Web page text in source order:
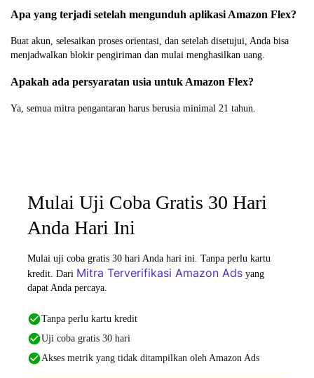
Apa yang terjadi setelah mengunduh aplikasi Amazon Flex?
Buat akun, selesaikan proses orientasi, dan setelah disetujui, Anda bisa
menjadwalkan blokir pengiriman dan mulai menghasilkan uang.
Apakah ada persyaratan usia untuk Amazon Flex?
Ya, semua mitra pengantaran harus berusia minimal 21 tahun.
Mulai Uji Coba Gratis 30 Hari
Anda Hari Ini
Mulai uji coba gratis 30 hari Anda hari ini. Tanpa perlu kartu
kredit. Dari Mitra Terverifikasi Amazon Ads yang
dapat Anda percaya.
Tanpa perlu kartu kredit
Uji coba gratis 30 hari
Akses metrik yang tidak ditampilkan oleh Amazon Ads